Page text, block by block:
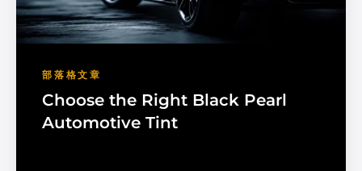
部落格文章
Choose the Right Black Pearl
Automotive Tint